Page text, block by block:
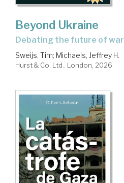
Beyond Ukraine
debating the future of war
Sweijs, Tim; Michaels, Jeffrey H.
Hurst & Co. Ltd.. London, 2026